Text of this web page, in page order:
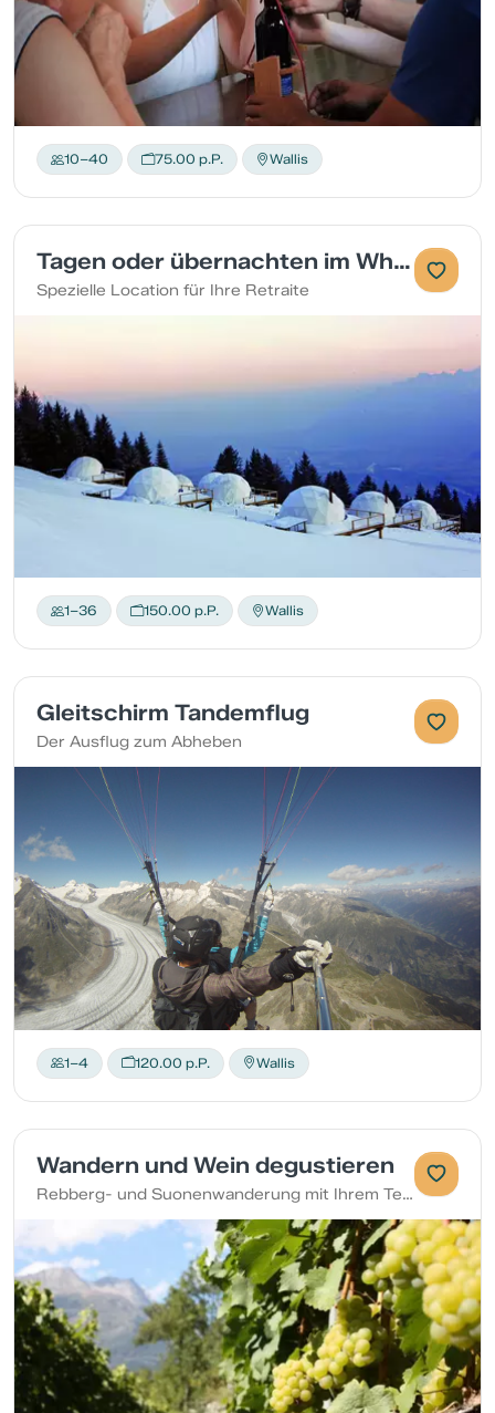
10–40 75.00 p.P. Wallis
Tagen oder übernachten im Whitepod
Spezielle Location für Ihre Retraite
1–36 150.00 p.P. Wallis
Gleitschirm Tandemflug
Der Ausflug zum Abheben
1–4 120.00 p.P. Wallis
Wandern und Wein degustieren
Rebberg- und Suonenwanderung mit Ihrem Team